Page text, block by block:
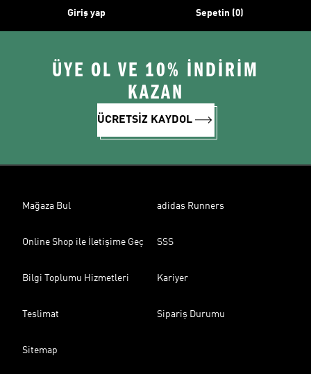
Giriş yap Sepetin (0)
ÜYE OL VE 10% İNDİRİM
KAZAN
ÜCRETSİZ KAYDOL
Mağaza Bul adidas Runners
Online Shop ile İletişime Geç SSS
Bilgi Toplumu Hizmetleri Kariyer
Teslimat Sipariş Durumu
Sitemap